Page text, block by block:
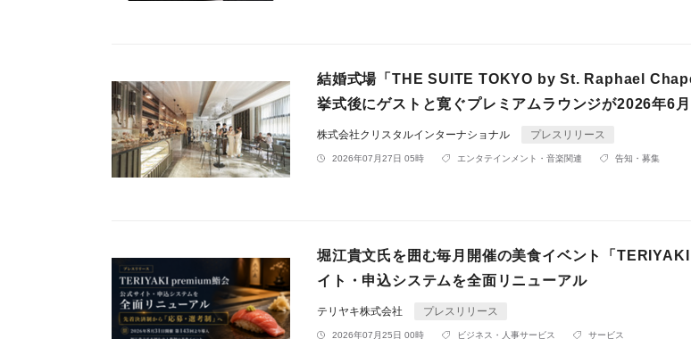
結婚式場「THE SUITE TOKYO by St. Raphael
挙式後にゲストと寛ぐプレミアムラウンジが2026年6
株式会社クリスタルインターナショナル プレスリリース
2026年07月27日 05時 エンタテインメント・音楽関連 告知・募集
堀江貴文氏を囲む毎月開催の美食イベント「
イト・申込システムを全面リニューアル
テリヤキ株式会社 プレスリリース
2026年07月25日 00時 ビジネス・人事サービス サービス